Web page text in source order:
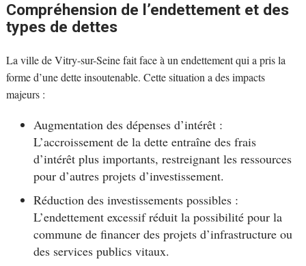
Compréhension de l’endettement et des
types de dettes
La ville de Vitry-sur-Seine fait face à un endettement qui a pris la
forme d’une dette insoutenable. Cette situation a des impacts
majeurs :
Augmentation des dépenses d’intérêt :
L’accroissement de la dette entraîne des frais
d’intérêt plus importants, restreignant les ressources
pour d’autres projets d’investissement.
Réduction des investissements possibles :
L’endettement excessif réduit la possibilité pour la
commune de financer des projets d’infrastructure ou
des services publics vitaux.